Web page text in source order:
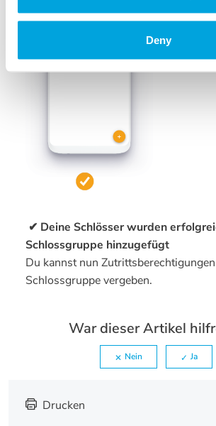
Deny
✔ Deine Schlösser wurden
Schlossgruppe hinzugefügt
Du kannst nun
Schlossgruppe vergeben.
War dieser Artikel
Nein Ja
Drucken